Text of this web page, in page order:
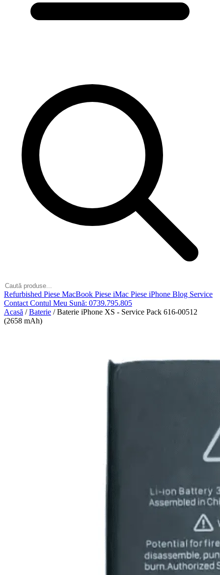
Refurbished Piese MacBook Piese iMac Piese iPhone Blog Service
Contact Contul Meu Sună: 0739.795.805
Acasă / Baterie / Baterie iPhone XS - Service Pack 616-00512
(2658 mAh)